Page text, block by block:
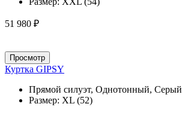
51 980 ₽
Просмотр
Куртка GIPSY
Прямой силуэт, Однотонный, Серый
Размер: XL (52)